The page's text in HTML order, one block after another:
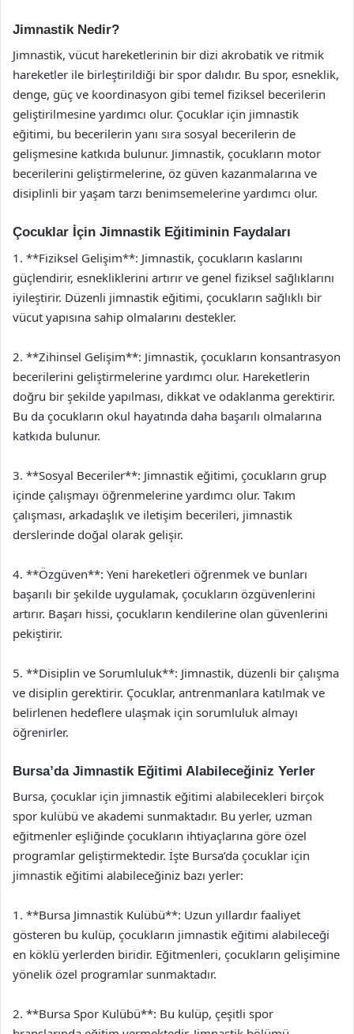
Jimnastik Nedir?
Jimnastik, vücut hareketlerinin bir dizi akrobatik ve ritmik
hareketler ile birleştirildiği bir spor dalıdır. Bu spor, esneklik,
denge, güç ve koordinasyon gibi temel fiziksel becerilerin
geliştirilmesine yardımcı olur. Çocuklar için jimnastik
eğitimi, bu becerilerin yanı sıra sosyal becerilerin de
gelişmesine katkıda bulunur. Jimnastik, çocukların motor
becerilerini geliştirmelerine, öz güven kazanmalarına ve
disiplinli bir yaşam tarzı benimsemelerine yardımcı olur.
Çocuklar İçin Jimnastik Eğitiminin Faydaları
1. **Fiziksel Gelişim**: Jimnastik, çocukların kaslarını
güçlendirir, esnekliklerini artırır ve genel fiziksel sağlıklarını
iyileştirir. Düzenli jimnastik eğitimi, çocukların sağlıklı bir
vücut yapısına sahip olmalarını destekler.
2. **Zihinsel Gelişim**: Jimnastik, çocukların konsantrasyon
becerilerini geliştirmelerine yardımcı olur. Hareketlerin
doğru bir şekilde yapılması, dikkat ve odaklanma gerektirir.
Bu da çocukların okul hayatında daha başarılı olmalarına
katkıda bulunur.
3. **Sosyal Beceriler**: Jimnastik eğitimi, çocukların grup
içinde çalışmayı öğrenmelerine yardımcı olur. Takım
çalışması, arkadaşlık ve iletişim becerileri, jimnastik
derslerinde doğal olarak gelişir.
4. **Özgüven**: Yeni hareketleri öğrenmek ve bunları
başarılı bir şekilde uygulamak, çocukların özgüvenlerini
artırır. Başarı hissi, çocukların kendilerine olan güvenlerini
pekiştirir.
5. **Disiplin ve Sorumluluk**: Jimnastik, düzenli bir çalışma
ve disiplin gerektirir. Çocuklar, antrenmanlara katılmak ve
belirlenen hedeflere ulaşmak için sorumluluk almayı
öğrenirler.
Bursa’da Jimnastik Eğitimi Alabileceğiniz Yerler
Bursa, çocuklar için jimnastik eğitimi alabilecekleri birçok
spor kulübü ve akademi sunmaktadır. Bu yerler, uzman
eğitmenler eşliğinde çocukların ihtiyaçlarına göre özel
programlar geliştirmektedir. İşte Bursa’da çocuklar için
jimnastik eğitimi alabileceğiniz bazı yerler:
1. **Bursa Jimnastik Kulübü**: Uzun yıllardır faaliyet
gösteren bu kulüp, çocukların jimnastik eğitimi alabileceği
en köklü yerlerden biridir. Eğitmenleri, çocukların gelişimine
yönelik özel programlar sunmaktadır.
2. **Bursa Spor Kulübü**: Bu kulüp, çeşitli spor